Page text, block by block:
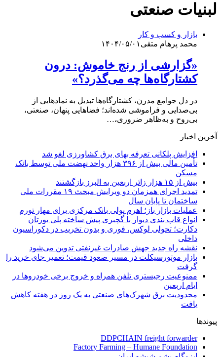
لبنیات صنعتی
بازار و کسب و کار
محمد پرهام متقی ۱۴۰۴/۰۵/۰۱
«گزارشی از رنج خاموش: درون
کشتارگاه‌ها چه می‌گذرد؟»
در دل جوامع مدرن، کشتارگاه‌ها تبدیل به نمادهایی از
بی‌صدایی و فراموشی شده‌اند؛ فضاهایی پنهان، صنعتی،
بی‌روح و به‌ظاهر ضروری،…
آخرین اخبار
افزایش پلکانی تعرفه بهای برق کشاورزی لغو شد
تأمین مالی بیش از ۳۹۶ هزار واحد نهضت ملی توسط بانک
مسکن
بیش از ۱۵ هزار زائر اربعین به البرز بازگشتند
تمدید اجرای همزمان دو ویرایش مبحث ۱۹ مقررات ملی
ساختمان تا پایان سال
عملیات بازار باز؛ اهرم پولی بانک مرکزی برای مهار تورم
انواع قاب بندی دیوار با گچبری پیش ساخته پلی یورتان
دکارت؛ تحولی لوکس، فوری و بدون تخریب در دکوراسیون
داخلی
نقشه راه جدید جهش صادرات غیرنفتی تدوین می‌شود
بازار موتورسیکلت در مسیر صعود قیمت؛ تعمیر جای خرید را
گرفت
ممنوعیت رجیستری تلفن همراه و خروج برخی خودروها در
ایام اربعین
محدودیت برق شهرک‌های صنعتی به یک روز در هفته کاهش
یافت
پیوندها
DDPCHAIN freight forwarder
Factory Farming – Humane Foundation